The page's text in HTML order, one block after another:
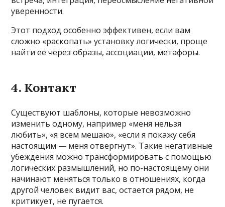
уверенности.
Этот подход особенно эффективен, если вам
сложно «раскопать» установку логически, проще
найти ее через образы, ассоциации, метафоры.
4. Контакт
Существуют шаблоны, которые невозможно
изменить одному, например «меня нельзя
любить», «я всем мешаю», «если я покажу себя
настоящим — меня отвергнут». Такие негативные
убеждения можно трансформировать с помощью
логических размышлений, но по-настоящему они
начинают меняться только в отношениях, когда
другой человек видит вас, остается рядом, не
критикует, не пугается.